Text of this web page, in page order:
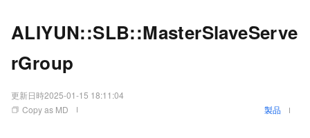
ALIYUN::SLB::MasterSlaveServe
rGroup
更新日時2025-01-15 18:11:04
Copy as MD
製品